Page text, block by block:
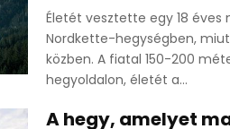
Életét vesztette egy 18
Nordkette-hegységben,
közben. A fiatal 150-200
hegyoldalon, életét a...
A hegy, amelyet